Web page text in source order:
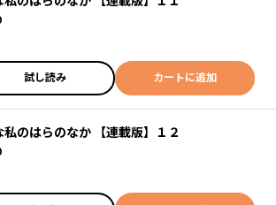
試し読み カートに追加
私のはらのなか 【連載版】１２